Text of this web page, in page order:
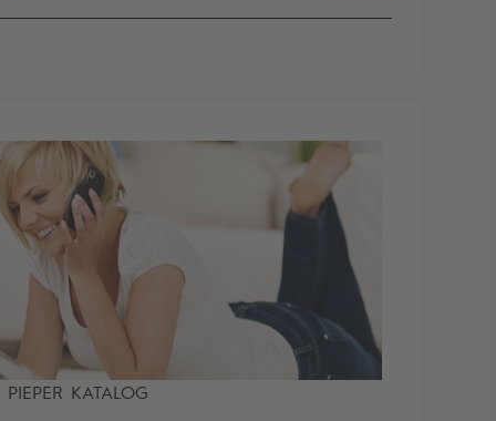
PIEPER KATALOG